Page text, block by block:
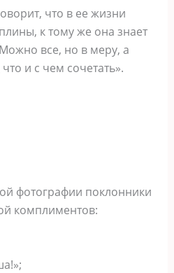
что в ее жизни
к тому же она знает
все, но в меру, а
и с чем сочетать».
фотографии поклонники
комплиментов: